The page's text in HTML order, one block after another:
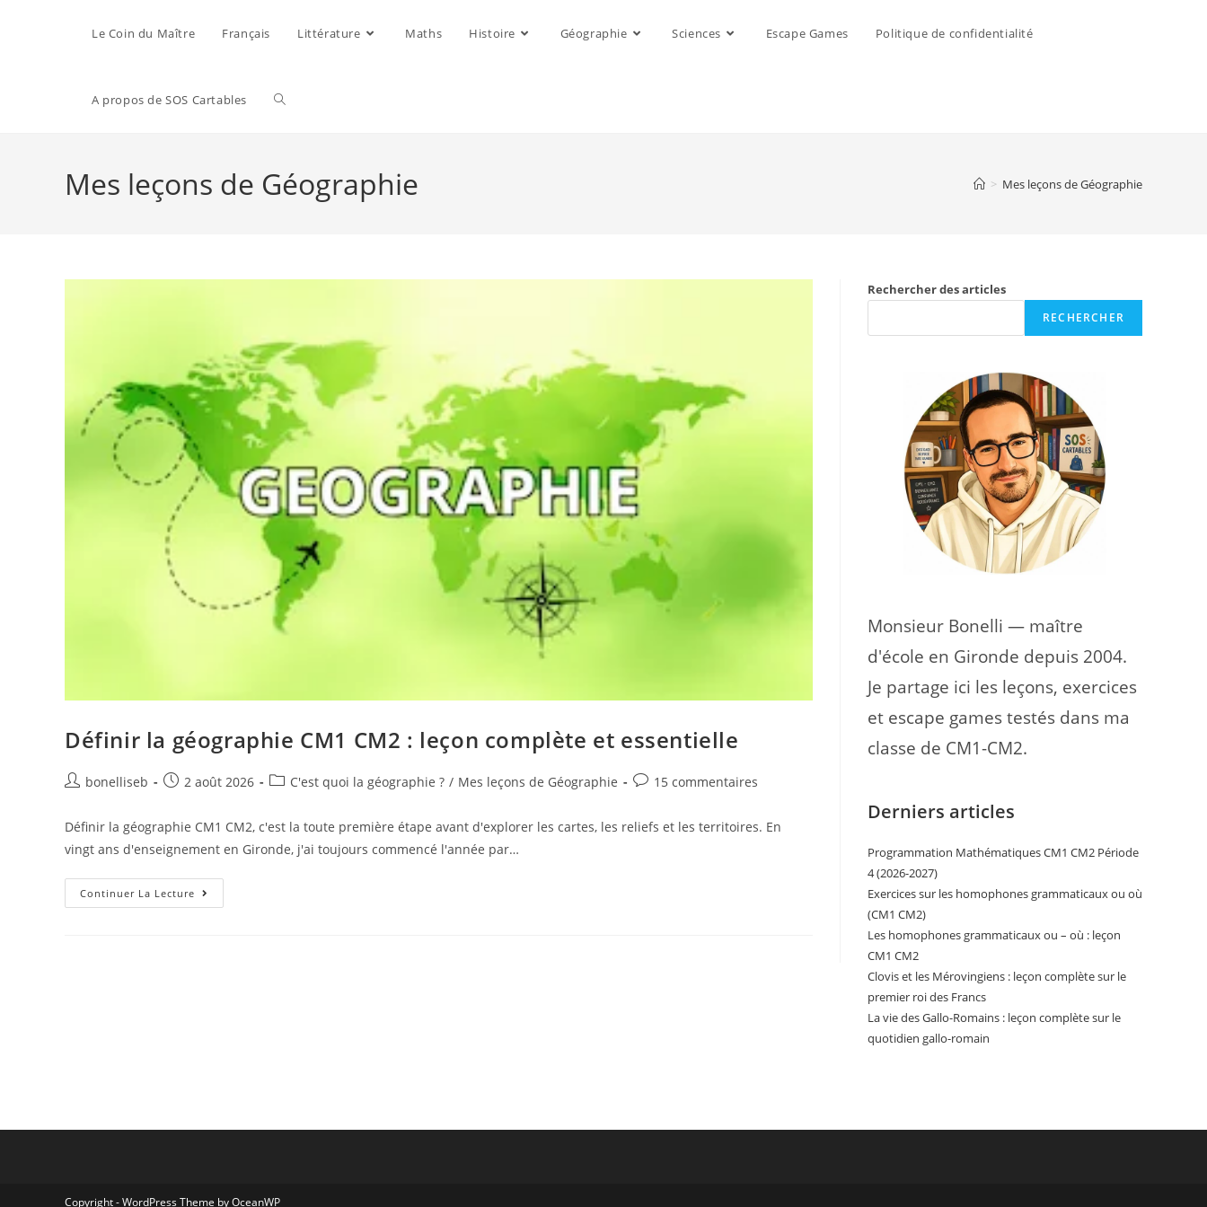
Le Coin du Maître Français Littérature Maths Histoire Géographie Sciences Escape Games Politique de confidentialité
A propos de SOS Cartables
Mes leçons de Géographie > Mes leçons de Géographie
Définir la géographie CM1 CM2 : leçon complète et essentielle
bonelliseb 2 août 2026 C'est quoi la géographie ? / Mes leçons de Géographie 15 commentaires
Définir la géographie CM1 CM2, c'est la toute première étape avant d'explorer les cartes, les reliefs et les territoires. En
vingt ans d'enseignement en Gironde, j'ai toujours commencé l'année par…
Continuer La Lecture
Rechercher des articles
RECHERCHER
Monsieur Bonelli — maître
d'école en Gironde depuis 2004.
Je partage ici les leçons, exercices
et escape games testés dans ma
classe de CM1-CM2.
Derniers articles
Programmation Mathématiques CM1 CM2 Période
4 (2026-2027)
Exercices sur les homophones grammaticaux ou où
(CM1 CM2)
Les homophones grammaticaux ou – où : leçon
CM1 CM2
Clovis et les Mérovingiens : leçon complète sur le
premier roi des Francs
La vie des Gallo-Romains : leçon complète sur le
quotidien gallo-romain
Copyright - WordPress Theme by OceanWP